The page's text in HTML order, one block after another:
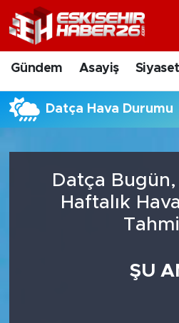
Gündem Asayiş Siyaset
Datça Hava Durumu
Datça Bugün,
Haftalık
ŞU
Gündem
Asayiş
Siyaset
Sağlık
Nöbetçi Eczaneler
Hava Durumu
Trafik Durumu
Tüm Manşetler